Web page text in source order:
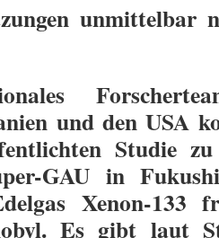
unmittelbar
und den USA
Studie
GAU in
Xenon-133
Es gibt laut